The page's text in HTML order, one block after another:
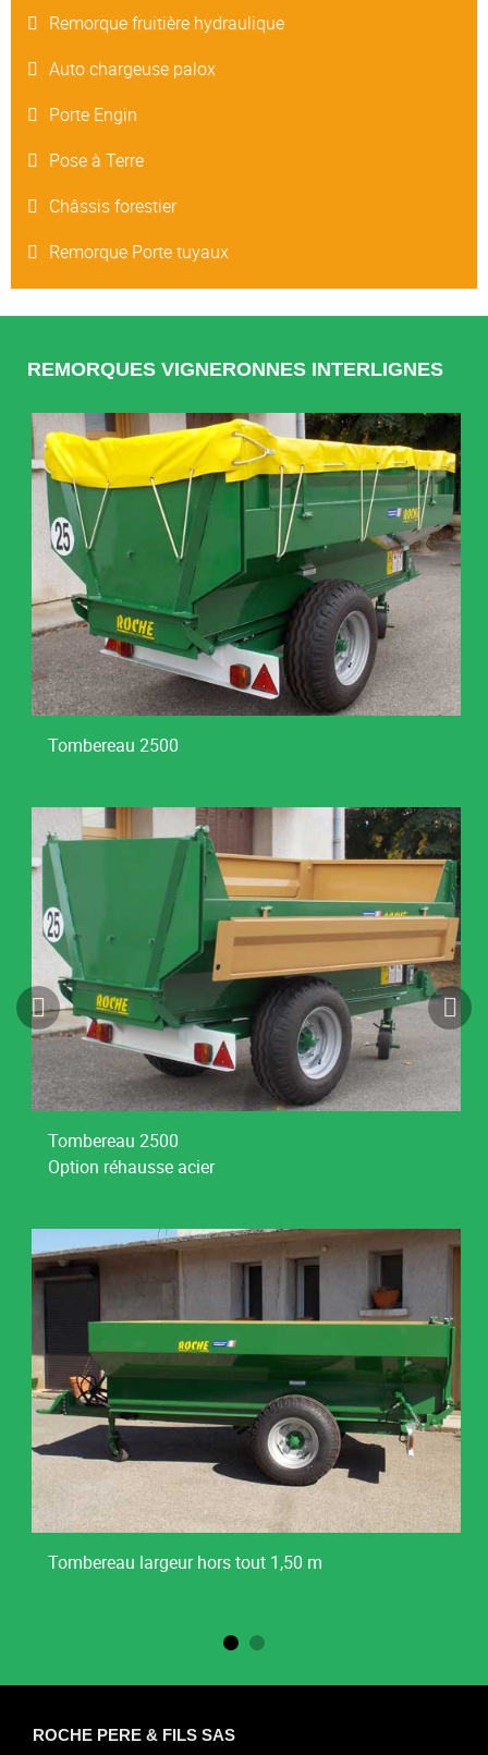
Remorque fruitière hydraulique
Auto chargeuse palox
Porte Engin
Pose à Terre
Châssis forestier
Remorque Porte tuyaux
REMORQUES VIGNERONNES INTERLIGNES
Tombereau 2500
Tombereau 2500
Option réhausse acier
Tombereau largeur hors tout 1,50 m
ROCHE PERE & FILS SAS